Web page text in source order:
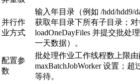
并行作
业方式
输入年目录（例如 /hdd/hdd9/
获取年目录下所有子目录；
loadOneDayFiles 并提交批处
一天数据）。
配置参
数
批处理作业工作线程数上限
maxBatchJobWorker 设置；
等待。